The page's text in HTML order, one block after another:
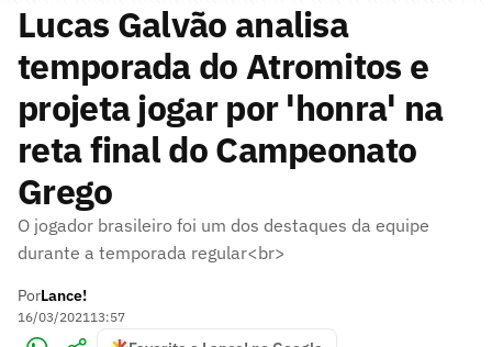
Lucas Galvão analisa
temporada do Atromitos e
projeta jogar por 'honra' na
reta final do Campeonato
Grego
O jogador brasileiro foi um dos destaques da equipe
durante a temporada regular<br>
PorLance!
16/03/202113:57